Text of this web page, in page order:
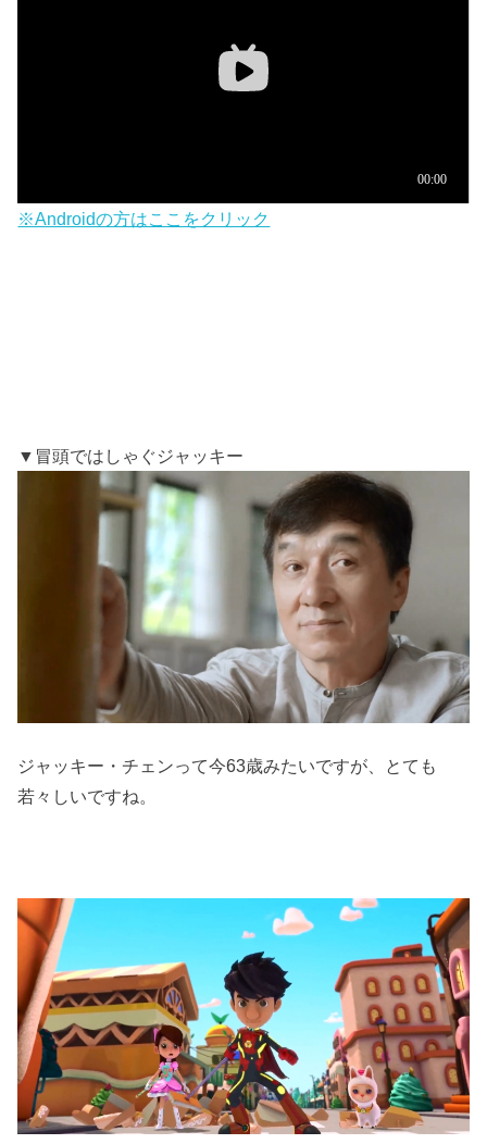
※Androidの方はここをクリック
▼冒頭ではしゃぐジャッキー
ジャッキー・チェンって今63歳みたいですが、とても
若々しいですね。